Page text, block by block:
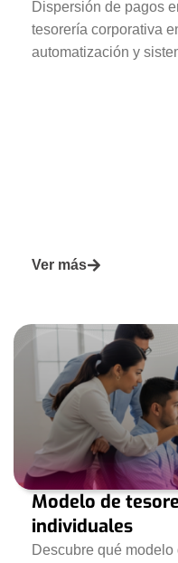
Dispersión de pagos
tesorería corporativa
automatización y
Ver más
Modelo de
individuales
Descubre qué